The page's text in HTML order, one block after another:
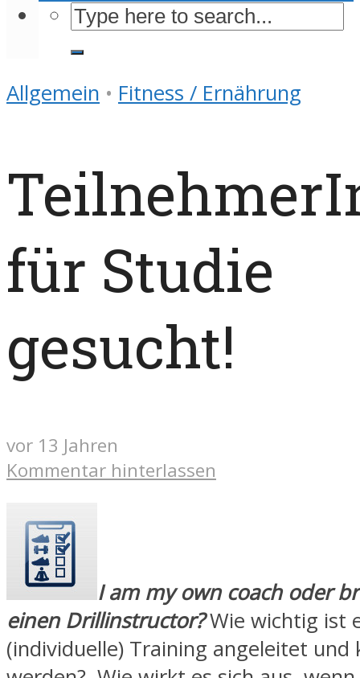
Allgemein • Fitness / Ernährung
für Studie
gesucht!
vor 13 Jahren
Kommentar hinterlassen
I am my own coach oder
einen Drillinstructor?Wie wichtig ist
(individuelle) Training angeleitet